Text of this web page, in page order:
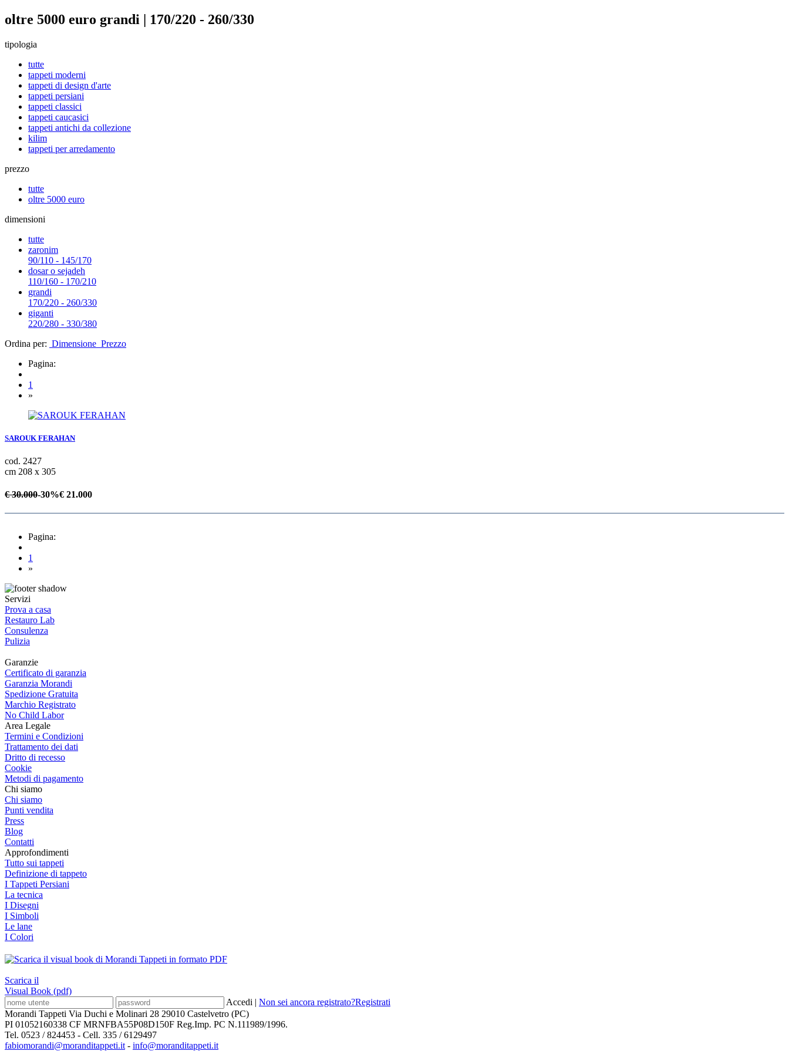
oltre 5000 euro grandi | 170/220 - 260/330
tipologia
tutte
tappeti moderni
tappeti di design d'arte
tappeti persiani
tappeti classici
tappeti caucasici
tappeti antichi da collezione
kilim
tappeti per arredamento
prezzo
tutte
oltre 5000 euro
dimensioni
tutte
zaronim
90/110 - 145/170
dosar o sejadeh
110/160 - 170/210
grandi
170/220 - 260/330
giganti
220/280 - 330/380
Ordina per: Dimensione Prezzo
Pagina:
1
»
SAROUK FERAHAN
cod. 2427
cm 208 x 305
€ 30.000-30%€ 21.000
Pagina:
1
»
Servizi
Prova a casa
Restauro Lab
Consulenza
Pulizia
Garanzie
Certificato di garanzia
Garanzia Morandi
Spedizione Gratuita
Marchio Registrato
No Child Labor
Area Legale
Termini e Condizioni
Trattamento dei dati
Dritto di recesso
Cookie
Metodi di pagamento
Chi siamo
Chi siamo
Punti vendita
Press
Blog
Contatti
Approfondimenti
Tutto sui tappeti
Definizione di tappeto
I Tappeti Persiani
La tecnica
I Disegni
I Simboli
Le lane
I Colori
Scarica il
Visual Book (pdf)
Accedi | Non sei ancora registrato?Registrati
Morandi Tappeti Via Duchi e Molinari 28 29010 Castelvetro (PC)
PI 01052160338 CF MRNFBA55P08D150F Reg.Imp. PC N.111989/1996.
Tel. 0523 / 824453 - Cell. 335 / 6129497
fabiomorandi@moranditappeti.it - info@moranditappeti.it